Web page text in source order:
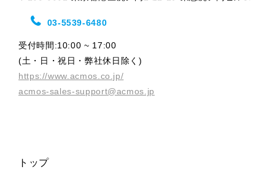
03-5539-6480
受付時間:10:00 ~ 17:00
(土・日・祝日・弊社休日除く)
https://www.acmos.co.jp/
acmos-sales-support@acmos.jp
トップ